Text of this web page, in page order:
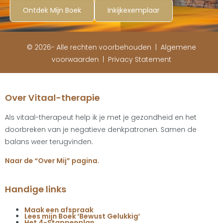
Ontdek Mijn Boek Inkijkexemplaar
© 2026- Alle rechten voorbehouden | Algemene
voorwaarden
Privacy Statement
Over Vitaal-therapie
Als vitaal-therapeut help ik je met je gezondheid en het
doorbreken van je negatieve denkpatronen. Samen de
balans weer terugvinden.
Naar de “Over Mij” pagina.
Handige links
Maak een afspraak
Lees mijn Boek ‘Bewust Gelukkig’